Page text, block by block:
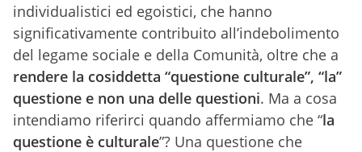
individualistici ed egoistici, che hanno
significativamente contribuito all’indebolimento
del legame sociale e della Comunità, oltre che a
rendere la cosiddetta “questione culturale”, “la”
questione e non una delle questioni. Ma a cosa
intendiamo riferirci quando affermiamo che “la
questione è culturale”? Una questione che